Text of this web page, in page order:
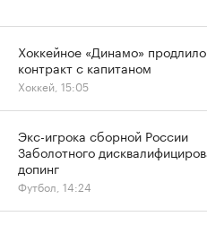
Хоккейное «Динамо» продлило
контракт с капитаном
Хоккей, 15:05
Экс-игрока сборной России
Заболотного
допинг
Футбол, 14:24